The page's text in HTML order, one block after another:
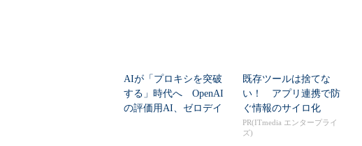
AIが「プロキシを突破
する」時代へ OpenAI
の評価用AI、ゼロデイ
既存ツールは捨てな
い！ アプリ連携で防
ぐ情報のサイロ化
PR(ITmedia エンタープライ
ズ)